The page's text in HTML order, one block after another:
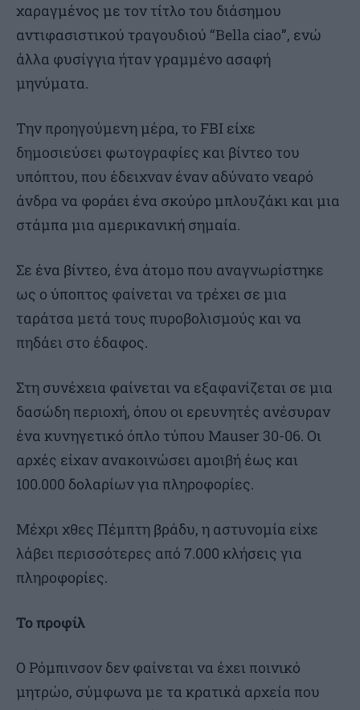
χαραγμένος με τον τίτλο του διάσημου
αντιφασιστικού τραγουδιού “Bella ciao”, ενώ
άλλα φυσίγγια ήταν γραμμένο ασαφή
μηνύματα.
Την προηγούμενη μέρα, το FBI είχε
δημοσιεύσει φωτογραφίες και βίντεο του
υπόπτου, που έδειχναν έναν αδύνατο νεαρό
άνδρα να φοράει ένα σκούρο μπλουζάκι και μια
στάμπα μια αμερικανική σημαία.
Σε ένα βίντεο, ένα άτομο που αναγνωρίστηκε
ως ο ύποπτος φαίνεται να τρέχει σε μια
ταράτσα μετά τους πυροβολισμούς και να
πηδάει στο έδαφος.
Στη συνέχεια φαίνεται να εξαφανίζεται σε μια
δασώδη περιοχή, όπου οι ερευνητές ανέσυραν
ένα κυνηγετικό όπλο τύπου Mauser 30-06. Οι
αρχές είχαν ανακοινώσει αμοιβή έως και
100.000 δολαρίων για πληροφορίες.
Μέχρι χθες Πέμπτη βράδυ, η αστυνομία είχε
λάβει περισσότερες από 7.000 κλήσεις για
πληροφορίες.
Το προφίλ
Ο Ρόμπινσον δεν φαίνεται να έχει ποινικό
μητρώο, σύμφωνα με τα κρατικά αρχεία που